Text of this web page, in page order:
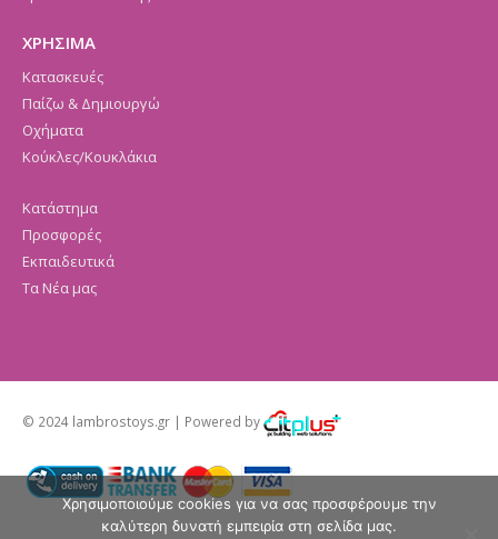
ΧΡΗΣΙΜΑ
Κατασκευές
Παίζω & Δημιουργώ
Οχήματα
Κούκλες/Κουκλάκια
Κατάστημα
Προσφορές
Εκπαιδευτικά
Τα Νέα μας
© 2024 lambrostoys.gr | Powered by
Χρησιμοποιούμε cookies για να σας προσφέρουμε την
καλύτερη δυνατή εμπειρία στη σελίδα μας.